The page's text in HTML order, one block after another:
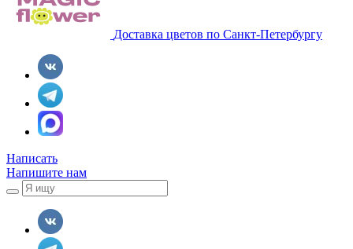
Доставка цветов по Санкт-Петербургу
Написать
Напишите нам